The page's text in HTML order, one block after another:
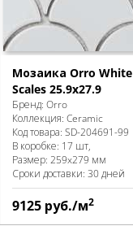
Мозаика Orro White
Scales 25.9x27.9
Бренд: Orro
Коллекция: Ceramic
Код товара: SD-204691-99
В коробке: 17 шт,
Размер: 259x279 мм
Сроки доставки: 30 дней
9125 руб./м2